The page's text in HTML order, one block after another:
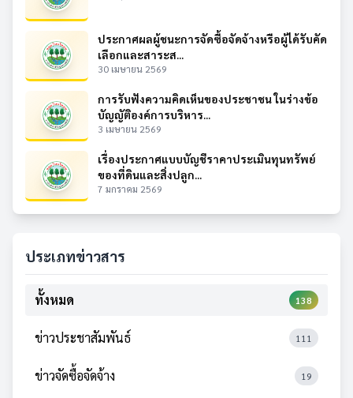
ประกาศผลผู้ชนะการจัดซื้อจัดจ้างหรือผู้ได้รับคัด
เลือกและสาระส...
30 เมษายน 2569
การรับฟังความคิดเห็นของประชาชน ในร่างข้อ
บัญญัติองค์การบริหาร...
3 เมษายน 2569
เรื่องประกาศแบบบัญชีราคาประเมินทุนทรัพย์
ของที่ดินและสิ่งปลูก...
7 มกราคม 2569
ประเภทข่าวสาร
ทั้งหมด 138
ข่าวประชาสัมพันธ์ 111
ข่าวจัดซื้อจัดจ้าง 19